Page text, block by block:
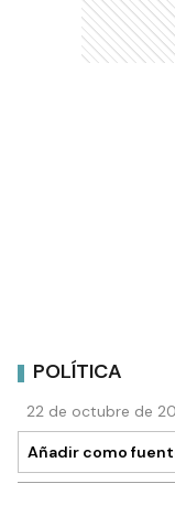
POLÍTICA
22 de octubre de
Añadir como